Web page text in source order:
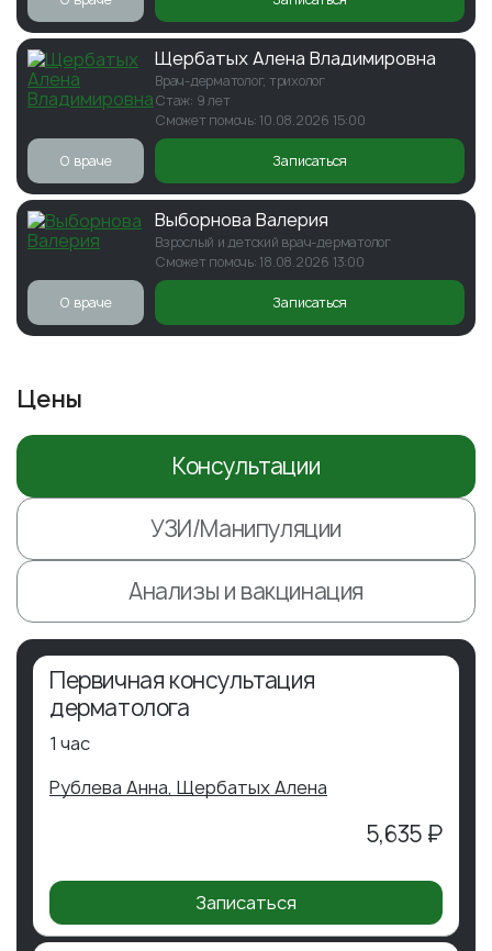
Щербатых Алена Владимировна
Врач-дерматолог, трихолог
Стаж: 9 лет
Сможет помочь: 10.08.2026 15:00
О враче Записаться
Выборнова Валерия
Взрослый и детский врач-дерматолог
Сможет помочь: 18.08.2026 13:00
О враче Записаться
Цены
Консультации
УЗИ/Манипуляции
Анализы и вакцинация
Первичная консультация
дерматолога
1 час
5,635 ₽
Рублева Анна, Щербатых Алена
Записаться